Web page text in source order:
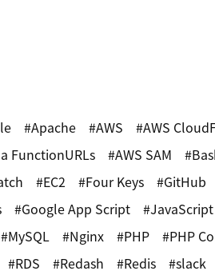
Apache AWS
AWS
FunctionURLs
AWS SAM
EC2 Four Keys GitHub
Google App Script
JavaScript
MySQL
Nginx PHP
PHP
RDS
Redash Redis
slack